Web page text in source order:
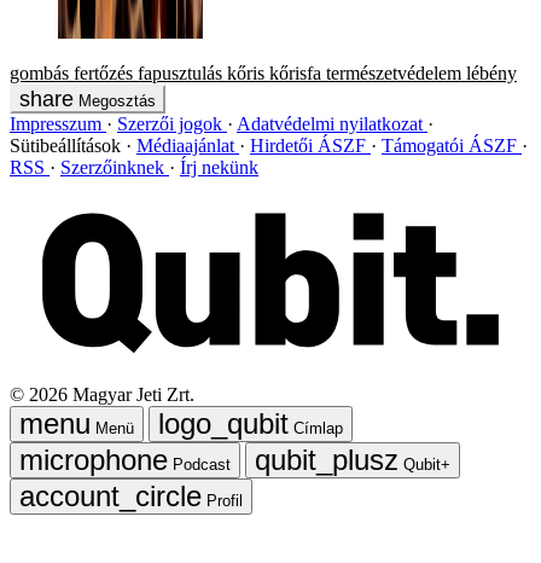
gombás fertőzés fapusztulás kőris kőrisfa természetvédelem lébény
Megosztás
Impresszum Szerzői jogok
Adatvédelmi nyilatkozat
Sütibeállítások
Médiaajánlat Hirdetői ÁSZF
Támogatói ÁSZF
RSS
Szerzőinknek Írj nekünk
© 2026 Magyar Jeti Zrt.
Menü
Címlap
Podcast
Qubit+
Profil